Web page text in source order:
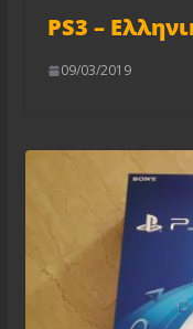
PS3 –
09/03/2019